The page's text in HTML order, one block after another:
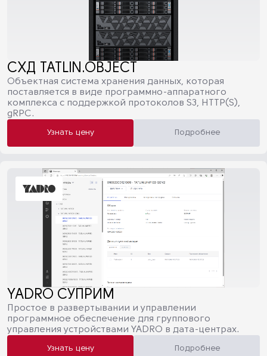
СХД TATLIN.OBJECT
Объектная система хранения данных, которая
поставляется в виде программно-аппаратного
комплекса с поддержкой протоколов S3, HTTP(S),
gRPC.
Узнать цену Подробнее
YADRO СУПРИМ
Простое в развертывании и управлении
программное обеспечение для группового
управления устройствами YADRO в дата-центрах.
Узнать цену Подробнее